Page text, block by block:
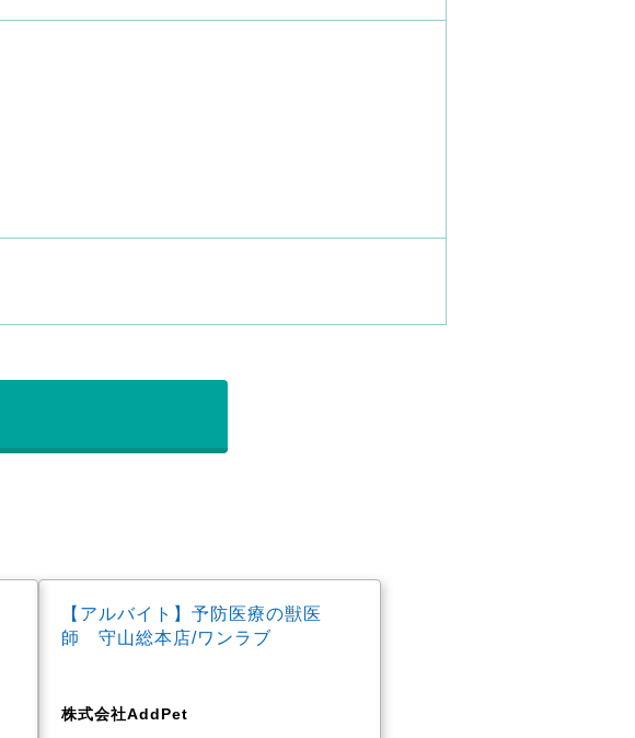
【アルバイト】予防医療の獣医
師 守山総本店/ワンラブ
株式会社AddPet